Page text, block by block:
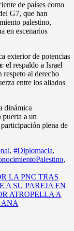
de países como
G7, que han
palestino,
en escenarios
exterior de potencias
: el respaldo a Israel
respeto al derecho
entre los aliados
dinámica
a un
plena de
, #Diplomacia,
,
LA PNC TRAS
A SU PAREJA EN
ATROPELLA A
ANA